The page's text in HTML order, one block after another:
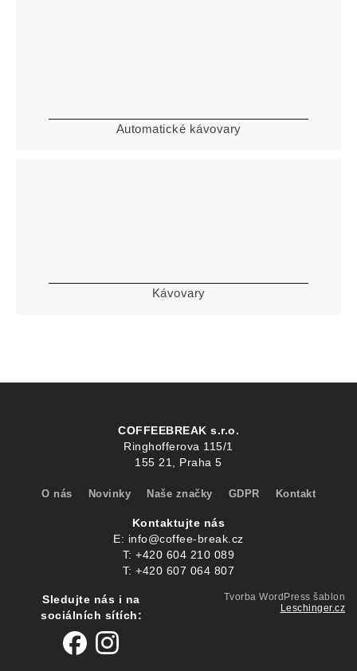
Automatické kávovary
Kávovary
COFFEEBREAK s.r.o.
Ringhofferova 115/1
155 21, Praha 5
O nás Novinky Naše značky GDPR Kontakt
Kontaktujte nás
E: info@coffee-break.cz
T:+420 604 210 089
T:+420 607 064 807
Sledujte nás i na
sociálních sítích:
Tvorba WordPress šablon
Leschinger.cz